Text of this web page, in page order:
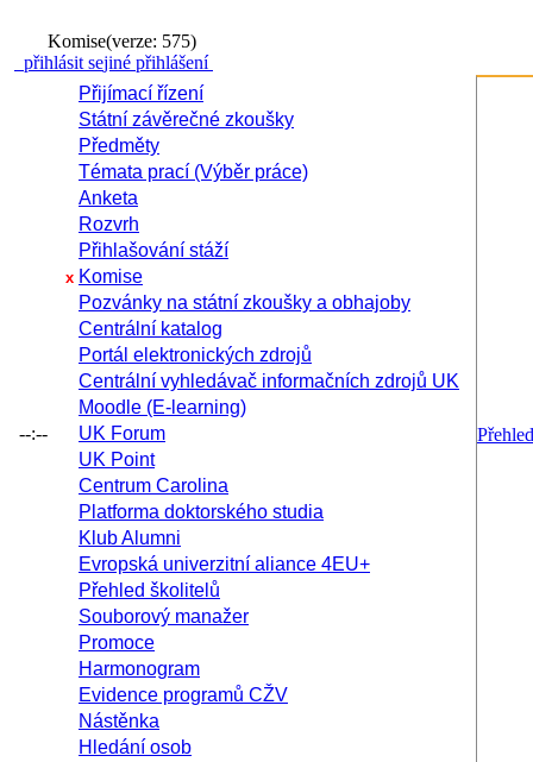
Komise(verze: 575)
přihlásit sejiné přihlášení
--:--
Přijímací řízení
Státní závěrečné zkoušky
Předměty
Témata prací (Výběr práce)
Anketa
Rozvrh
Přihlašování stáží
x Komise
Pozvánky na státní zkoušky a obhajoby
Centrální katalog
Portál elektronických zdrojů
Centrální vyhledávač informačních zdrojů UK
Moodle (E-learning)
UK Forum
UK Point
Centrum Carolina
Platforma doktorského studia
Klub Alumni
Evropská univerzitní aliance 4EU+
Přehled školitelů
Souborový manažer
Promoce
Harmonogram
Evidence programů CŽV
Nástěnka
Hledání osob
Přehled